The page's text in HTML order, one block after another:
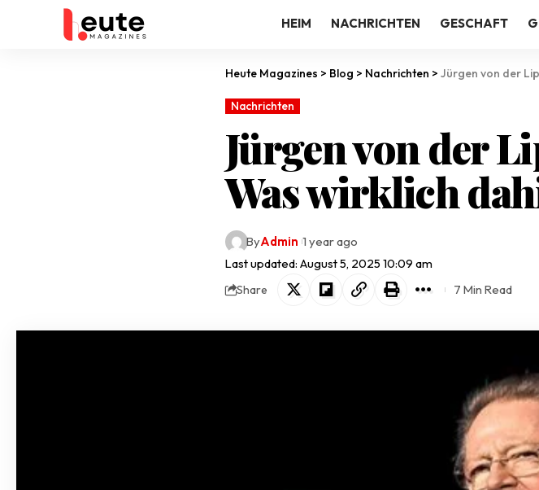
HEIM NACHRICHTEN GESCHAFT
Heute Magazines > Blog > Nachrichten > Jürgen von der
Nachrichten
Jürgen von der
Was wirklich
Last updated: August 5, 2025 10:09 am
ByAdmin 1 year ago
Share 7 Min Read